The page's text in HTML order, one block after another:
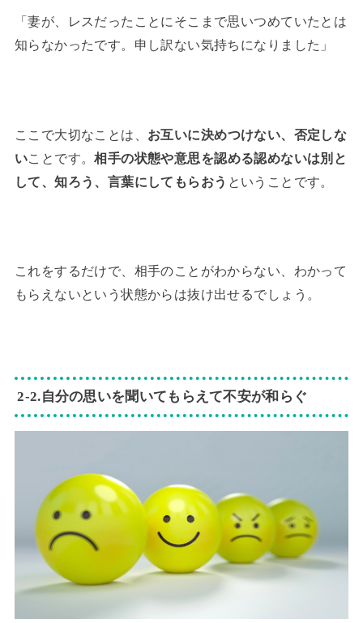
「妻が、レスだったことにそこまで思いつめていたとは
知らなかったです。申し訳ない気持ちになりました」
ここで大切なことは、 お互いに決めつけない、否定しな
いことです。相手の状態や意思を認める認めないは別と
して、知ろう、言葉にしてもらおう ということです。
これをするだけで、相手のことがわからない、わかって
もらえないという状態からは抜け出せるでしょう。
2‐2.自分の思いを聞いてもらえて不安が和らぐ